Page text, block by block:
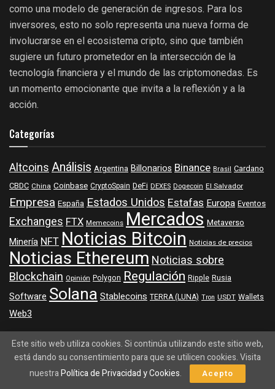
como una modelo de generación de ingresos. Para los
inversores, esto no solo representa una nueva forma de
involucrarse en el ecosistema cripto, sino que también
sugiere un futuro prometedor en la intersección de la
tecnología financiera y el mundo de las criptomonedas. Es
un momento emocionante que invita a la reflexión y a la
acción.
Categorías
AltcoinsAnálisis Argentina BillonariosBinance Brasil Cardano
CBDC China Coinbase CryptoSpain DeFi DEXES Dogecoin El Salvador
Empresa España Estados UnidosEstafasEuropa Eventos
ExchangesFTX Memecoins Mercados Metaverso
MineríaNFTNoticias Bitcoin Noticias de precios
Noticias EthereumNoticias sobre
Blockchain Opinión Polygon Regulación Ripple Rusia
SoftwareSolanaStablecoins TERRA (LUNA) Tron USDT Wallets
Web3
Tags: Bitcoin ETF Blockchain
Ethereum
Regulación cripto
Este sitio web utiliza cookies. Si continúa utilizando este sitio web,
está dando su consentimiento para que se utilicen cookies. Visita
nuestraPolítica de Privacidad y Cookies. Acepto